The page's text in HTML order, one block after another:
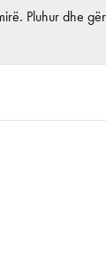
Pluhur dhe